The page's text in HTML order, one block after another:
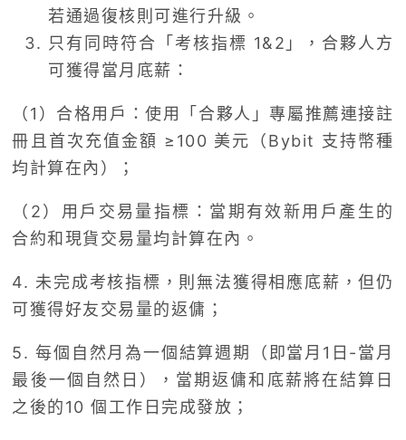
若通過復核則可進行升級。
只有同時符合「考核指標 1&2」，合夥人方
可獲得當月底薪：
（1）合格用戶：使用「合夥人」專屬推薦連接註
冊且首次充值金額 ≥100 美元（Bybit 支持幣種
均計算在內）；
（2）用戶交易量指標：當期有效新用戶產生的
合約和現貨交易量均計算在內。
4. 未完成考核指標，則無法獲得相應底薪，但仍
可獲得好友交易量的返傭；
5. 每個自然月為一個結算週期（即當月1日-當月
最後一個自然日），當期返傭和底薪將在結算日
之後的10 個工作日完成發放；